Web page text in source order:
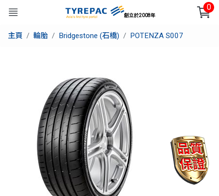
創立於2008年
0
主頁 輪胎 Bridgestone (石橋) POTENZA S007